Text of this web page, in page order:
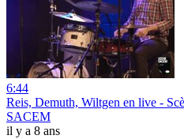
6:44
Reis, Demuth, Wiltgen en live -
SACEM
il y a 8 ans